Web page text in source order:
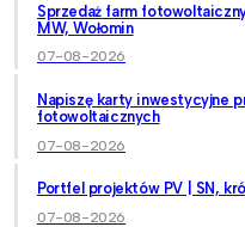
Sprzedaż farm
MW, Wołomin
07-08-2026
Napiszę karty inwestycyjne
fotowoltaicznych
07-08-2026
Portfel projektów PV | SN,
07-08-2026